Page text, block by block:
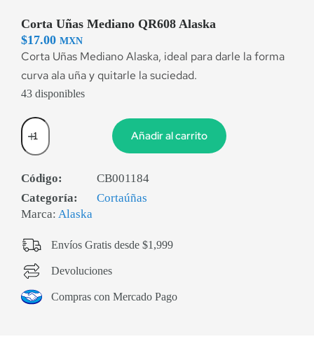
Corta Uñas Mediano QR608 Alaska
$17.00 MXN
Corta Uñas Mediano Alaska, ideal para darle la forma
curva ala uña y quitarle la suciedad.
43 disponibles
Añadir al carrito
Código:
CB001184
Categoría:
Cortaúñas
Marca: Alaska
Envíos Gratis desde $1,999
Devoluciones
Compras con Mercado Pago